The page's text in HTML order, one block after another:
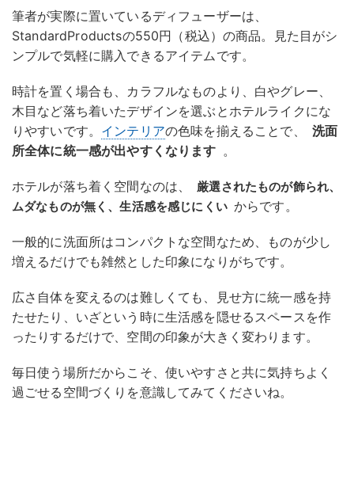
筆者が実際に置いているディフューザーは、
StandardProductsの550円（税込）の商品。見た目がシ
ンプルで気軽に購入できるアイテムです。
時計を置く場合も、カラフルなものより、白やグレー、
木目など落ち着いたデザインを選ぶとホテルライクにな
りやすいです。 インテリアの色味を揃えることで、
洗面
所全体に統一感が出やすくなります 。
ホテルが落ち着く空間なのは、
厳選されたものが飾られ、
ムダなものが無く、生活感を感じにくい からです。
一般的に洗面所はコンパクトな空間なため、ものが少し
増えるだけでも雑然とした印象になりがちです。
広さ自体を変えるのは難しくても、見せ方に統一感を持
たせたり、いざという時に生活感を隠せるスペースを作
ったりするだけで、空間の印象が大きく変わります。
毎日使う場所だからこそ、使いやすさと共に気持ちよく
過ごせる空間づくりを意識してみてくださいね。